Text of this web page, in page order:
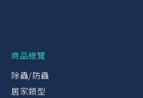
商品總覽
除蟲/防蟲
居家類型